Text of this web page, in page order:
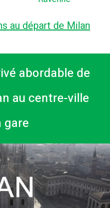
au départ de Milan
abordable de
au centre-ville
gare